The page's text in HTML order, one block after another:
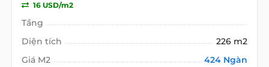
16 USD/m2
Tầng
Diện tích
226 m2
Giá M2
424 Ngàn